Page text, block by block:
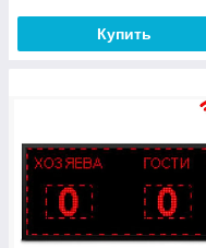
Купить